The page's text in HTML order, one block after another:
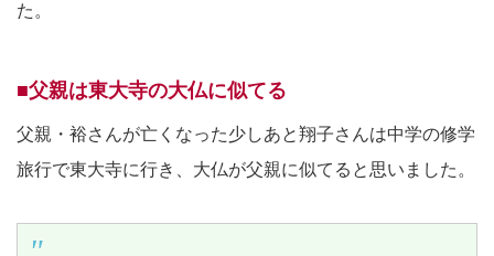
た。
■父親は東大寺の大仏に似てる
父親・裕さんが亡くなった少しあと翔子さんは中学の修学
旅行で東大寺に行き、大仏が父親に似てると思いました。